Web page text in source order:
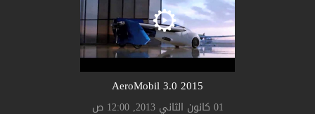
AeroMobil 3.0 2015
01 كانون الثاني 2013, 12:00 ص